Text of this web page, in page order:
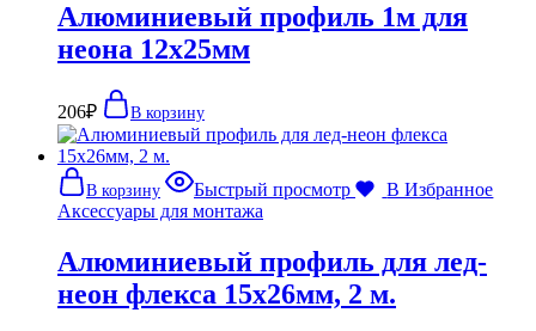
Алюминиевый профиль 1м для
неона 12х25мм
206₽ В корзину
В корзину Быстрый просмотр
В Избранное
Аксессуары для монтажа
Алюминиевый профиль для лед-
неон флекса 15х26мм, 2 м.